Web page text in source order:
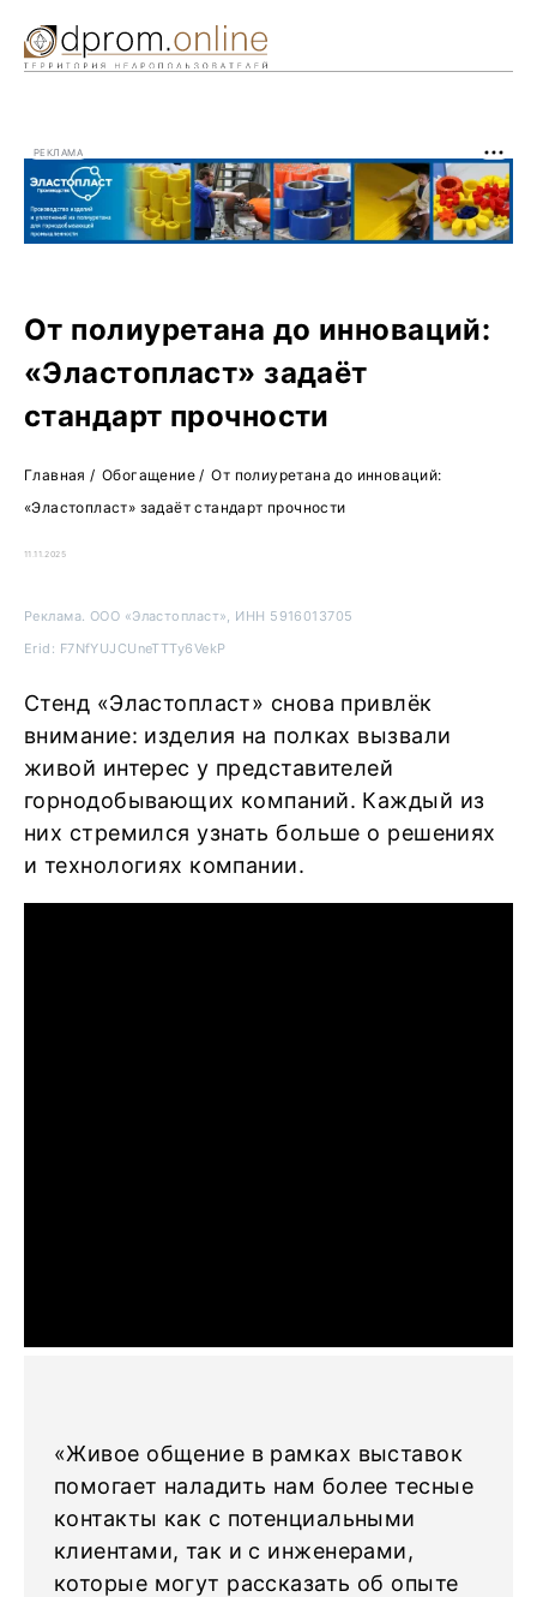
РЕКЛАМА
От полиуретана до инноваций:
«Эластопласт» задаёт
стандарт прочности
Главная / Обогащение/ От полиуретана до инноваций:
«Эластопласт» задаёт стандарт прочности
11.11.2025
Реклама. ООО «Эластопласт», ИНН 5916013705
Erid: F7NfYUJCUneTTTy6VekP
Стенд «Эластопласт» снова привлёк
внимание: изделия на полках вызвали
живой интерес у представителей
горнодобывающих компаний. Каждый из
них стремился узнать больше о решениях
и технологиях компании.
«Живое общение в рамках выставок
помогает наладить нам более тесные
контакты как с потенциальными
клиентами, так и с инженерами,
которые могут рассказать об опыте